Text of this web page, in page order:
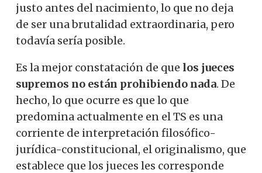
justo antes del nacimiento, lo que no deja
de ser una brutalidad extraordinaria, pero
todavía sería posible.
Es la mejor constatación de que los jueces
supremos no están prohibiendo nada. De
hecho, lo que ocurre es que lo que
predomina actualmente en el TS es una
corriente de interpretación filosófico-
jurídica-constitucional, el originalismo, que
establece que los jueces les corresponde